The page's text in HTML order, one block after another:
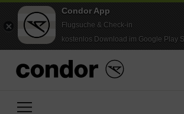
Condor App
Flugsuche & Check-in
kostenlos Download im Google Play